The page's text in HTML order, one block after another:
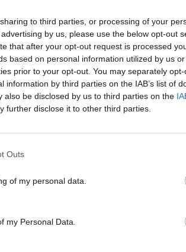
to third parties, or processing of your
by us, please use the below opt-out
that after your opt-out request is processed
based on personal information utilized by us
prior to your opt-out. You may separately
information by third parties on the IAB’s list of
also be disclosed by us to third parties on the
further disclose it to other third parties.
Outs
of my personal data.
my Personal Data.